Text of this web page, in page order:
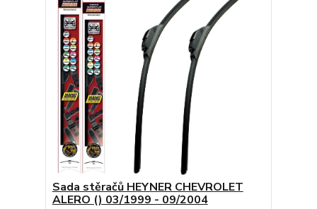
Sada stěračů HEYNER CHEVROLET
ALERO () 03/1999 - 09/2004